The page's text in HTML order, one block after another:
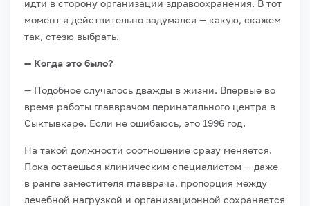
идти в сторону организации здравоохранения. В тот
момент я действительно задумался — какую, скажем
так, стезю выбрать.
— Когда это было?
— Подобное случалось дважды в жизни. Впервые во
время работы главврачом перинатального центра в
Сыктывкаре. Если не ошибаюсь, это 1996 год.
На такой должности соотношение сразу меняется.
Пока остаешься клиническим специалистом — даже
в ранге заместителя главврача, пропорция между
лечебной нагрузкой и организационной сохраняется